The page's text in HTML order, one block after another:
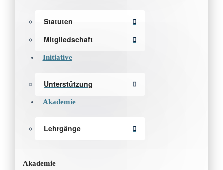
Statuten
Mitgliedschaft
Initiative
Unterstützung
Akademie
Lehrgänge
Akademie